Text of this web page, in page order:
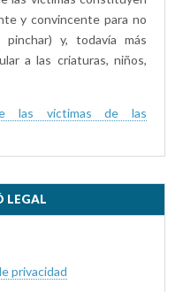
y convincente para no
y, todavía más
a las criaturas, niños,
las víctimas de las
LEGAL
privacidad